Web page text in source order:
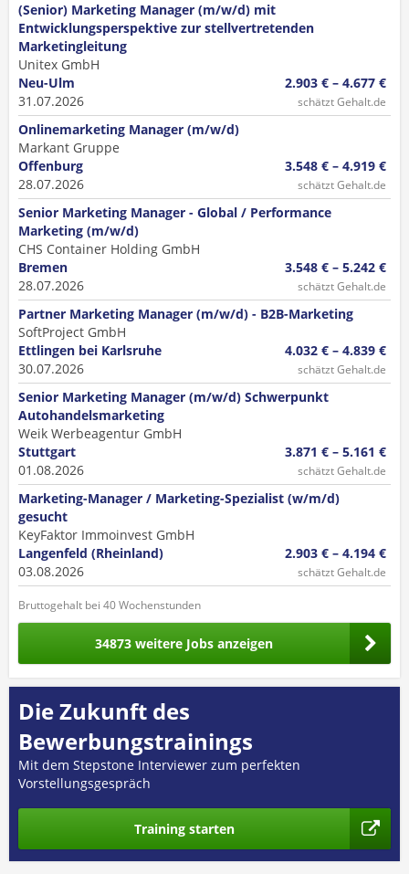
(Senior) Marketing Manager (m/w/d) mit
Entwicklungsperspektive zur stellvertretenden
Marketingleitung
Unitex GmbH
Neu-Ulm
31.07.2026
2.903 € – 4.677 €
schätzt Gehalt.de
Onlinemarketing Manager (m/w/d)
Markant Gruppe
Offenburg
28.07.2026
3.548 € – 4.919 €
schätzt Gehalt.de
Senior Marketing Manager - Global / Performance
Marketing (m/w/d)
CHS Container Holding GmbH
Bremen
28.07.2026
3.548 € – 5.242 €
schätzt Gehalt.de
Partner Marketing Manager (m/w/d) - B2B-Marketing
SoftProject GmbH
Ettlingen bei Karlsruhe
30.07.2026
4.032 € – 4.839 €
schätzt Gehalt.de
Senior Marketing Manager (m/w/d) Schwerpunkt
Autohandelsmarketing
Weik Werbeagentur GmbH
Stuttgart
01.08.2026
3.871 € – 5.161 €
schätzt Gehalt.de
Marketing-Manager / Marketing-Spezialist (w/m/d)
gesucht
KeyFaktor Immoinvest GmbH
Langenfeld (Rheinland)
03.08.2026
2.903 € – 4.194 €
schätzt Gehalt.de
Bruttogehalt bei 40 Wochenstunden
34873 weitere Jobs anzeigen
Die Zukunft des
Bewerbungstrainings
Mit dem Stepstone Interviewer zum perfekten
Vorstellungsgespräch
Training starten